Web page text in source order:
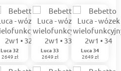
Luca 32
2649 zł
Luca 33
2649 zł
Luca 34
2649 zł